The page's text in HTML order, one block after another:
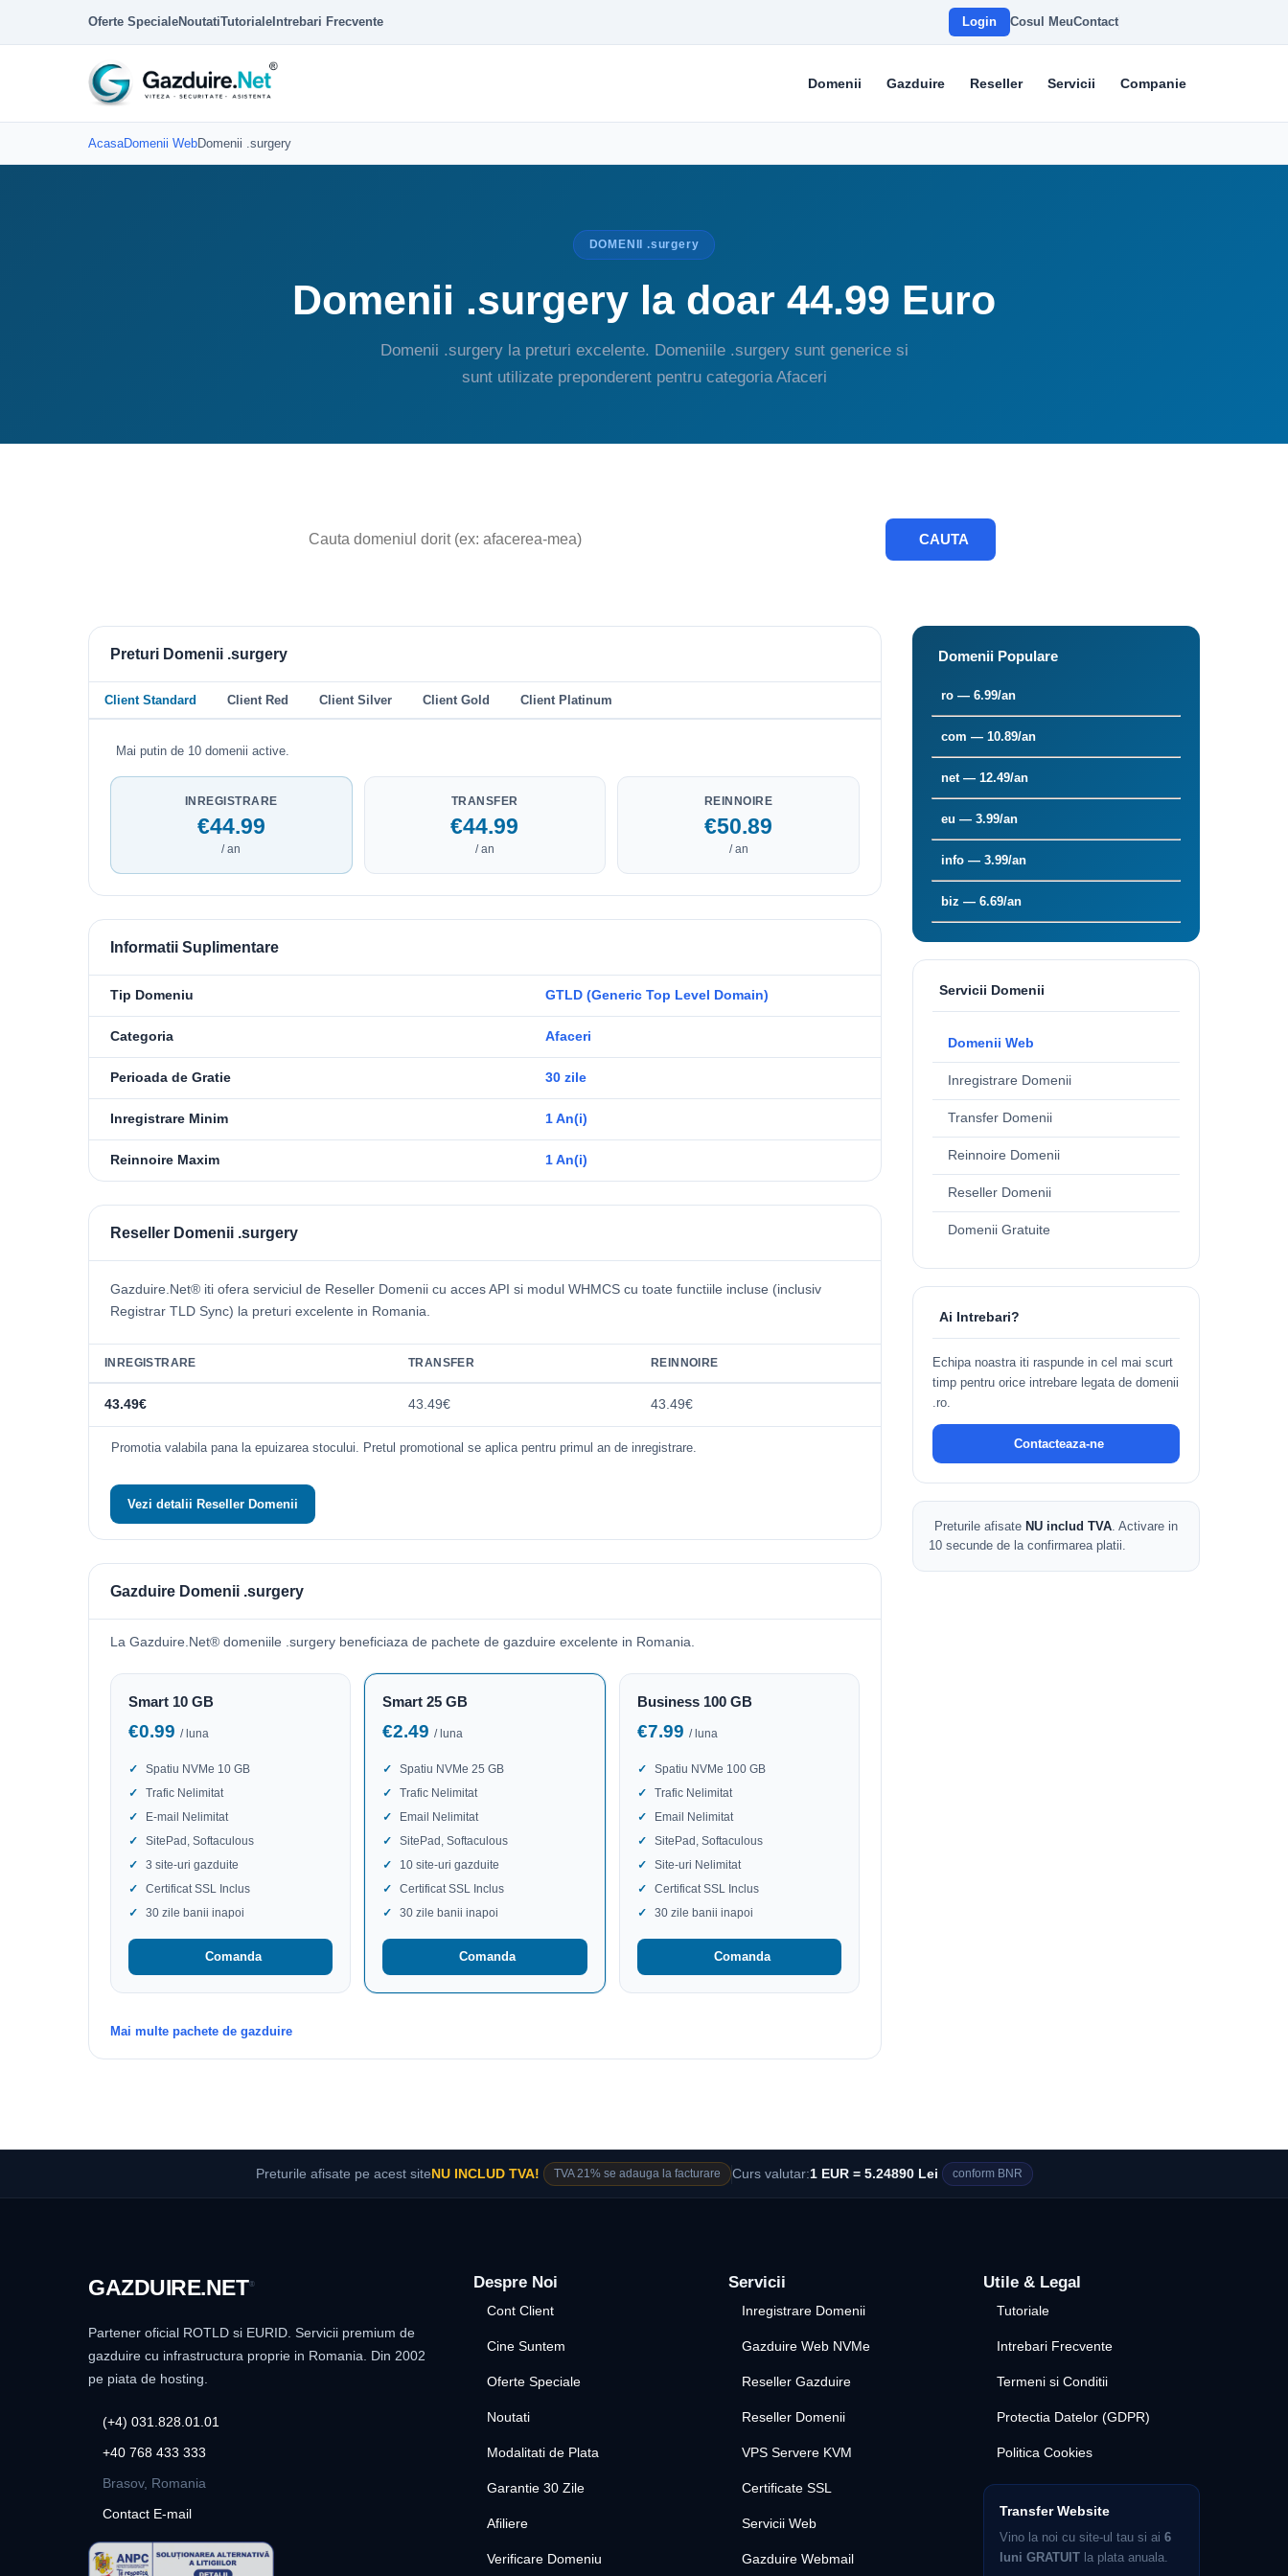
Oferte SpecialeNoutatiTutoriale Intrebari Frecvente Login Cosul MeuContact
Domenii Gazduire Reseller Servicii Companie
AcasaDomenii WebDomenii .surgery
DOMENII .surgery
Domenii .surgery la doar 44.99 Euro
Domenii .surgery la preturi excelente. Domeniile .surgery sunt generice si
sunt utilizate preponderent pentru categoria Afaceri
CAUTA
Preturi Domenii .surgery
Client Standard Client Red Client Silver Client Gold Client Platinum
Mai putin de 10 domenii active.
INREGISTRARE
€44.99
/ an
TRANSFER
€44.99
/ an
REINNOIRE
€50.89
/ an
Informatii Suplimentare
Tip Domeniu GTLD (Generic Top Level Domain)
Categoria Afaceri
Perioada de Gratie 30 zile
Inregistrare Minim 1 An(i)
Reinnoire Maxim 1 An(i)
Reseller Domenii .surgery
Gazduire.Net® iti ofera serviciul de Reseller Domenii cu acces API si modul WHMCS cu toate functiile incluse (inclusiv
Registrar TLD Sync) la preturi excelente in Romania.
INREGISTRARE TRANSFER REINNOIRE
43.49€ 43.49€ 43.49€
Promotia valabila pana la epuizarea stocului. Pretul promotional se aplica pentru primul an de inregistrare.
Vezi detalii Reseller Domenii
Gazduire Domenii .surgery
La Gazduire.Net® domeniile .surgery beneficiaza de pachete de gazduire excelente in Romania.
Smart 10 GB
€0.99 / luna
Spatiu NVMe 10 GB
Trafic Nelimitat
E-mail Nelimitat
SitePad, Softaculous
3 site-uri gazduite
Certificat SSL Inclus
30 zile banii inapoi
Comanda
Smart 25 GB
€2.49/ luna
Spatiu NVMe 25 GB
Trafic Nelimitat
Email Nelimitat
SitePad, Softaculous
10 site-uri gazduite
Certificat SSL Inclus
30 zile banii inapoi
Comanda
Business 100 GB
€7.99 / luna
Spatiu NVMe 100 GB
Trafic Nelimitat
Email Nelimitat
SitePad, Softaculous
Site-uri Nelimitat
Certificat SSL Inclus
30 zile banii inapoi
Comanda
Mai multe pachete de gazduire
Domenii Populare
ro — 6.99/an
com — 10.89/an
net — 12.49/an
eu — 3.99/an
info — 3.99/an
biz — 6.69/an
Servicii Domenii
Domenii Web
Inregistrare Domenii
Transfer Domenii
Reinnoire Domenii
Reseller Domenii
Domenii Gratuite
Ai Intrebari?
Echipa noastra iti raspunde in cel mai scurt
timp pentru orice intrebare legata de domenii
.ro.
Contacteaza-ne
Preturile afisate NU includ TVA . Activare in
10 secunde de la confirmarea platii.
Preturile afisate pe acest site NU INCLUD TVA! TVA 21% se adauga la facturare Curs valutar:1 EUR = 5.24890 Lei conform BNR
GAZDUIRE.NET®
Partener oficial ROTLD si EURID. Servicii premium de
gazduire cu infrastructura proprie in Romania. Din 2002
pe piata de hosting.
(+4) 031.828.01.01
+40 768 433 333
Brasov, Romania
Contact E-mail
Despre Noi
Cont Client
Cine Suntem
Oferte Speciale
Noutati
Modalitati de Plata
Garantie 30 Zile
Afiliere
Verificare Domeniu
Servicii
Inregistrare Domenii
Gazduire Web NVMe
Reseller Gazduire
Reseller Domenii
VPS Servere KVM
Certificate SSL
Servicii Web
Gazduire Webmail
Utile & Legal
Tutoriale
Intrebari Frecvente
Termeni si Conditii
Protectia Datelor (GDPR)
Politica Cookies
Transfer Website
Vino la noi cu site-ul tau si ai 6
luni GRATUITla plata anuala.